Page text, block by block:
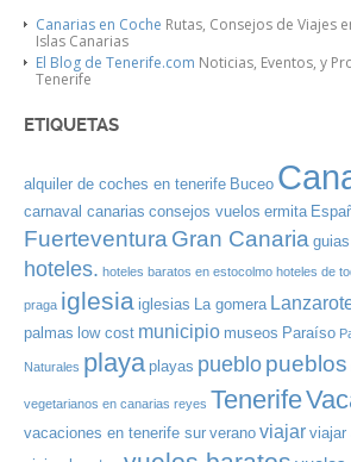
Canarias en Coche Rutas, Consejos de Viajes
Islas Canarias
El Blog de Tenerife.com Noticias, Eventos, y
Tenerife
ETIQUETAS
alquiler de coches en tenerife Buceo
carnaval canarias consejos vuelos ermita
Fuerteventura Gran Canaria
hoteles. hoteles baratos en estocolmo hoteles de
praga iglesia iglesias La gomera
palmas low cost municipio museos Paraíso
Naturales playa playas pueblo pueblos
vegetarianos en canarias reyes Tenerife
vacaciones en tenerife sur verano viajar viajar